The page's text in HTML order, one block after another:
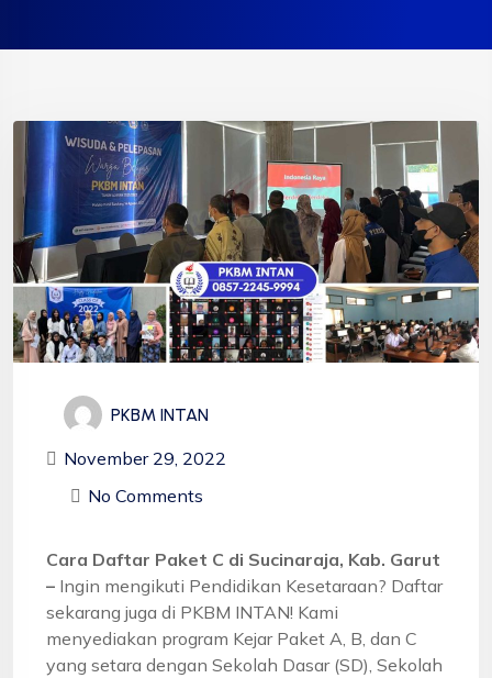
PKBM INTAN
November 29, 2022
No Comments
Cara Daftar Paket C di Sucinaraja, Kab. Garut
– Ingin mengikuti Pendidikan Kesetaraan? Daftar
sekarang juga di PKBM INTAN! Kami
menyediakan program Kejar Paket A, B, dan C
yang setara dengan Sekolah Dasar (SD), Sekolah